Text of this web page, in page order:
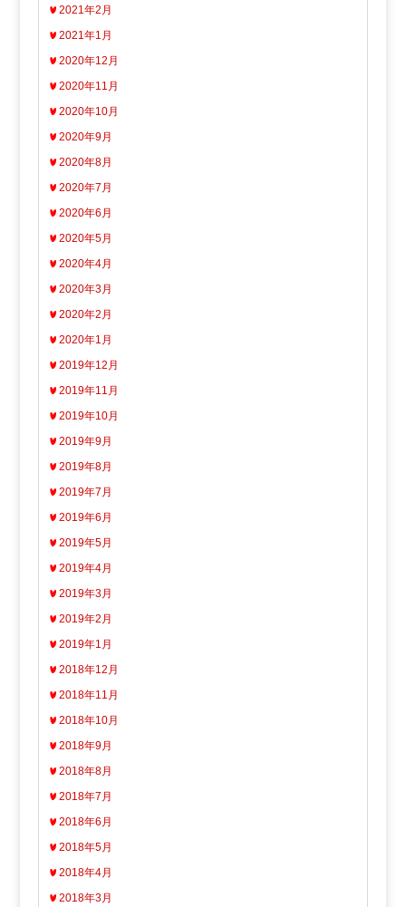
2021年2月
2021年1月
2020年12月
2020年11月
2020年10月
2020年9月
2020年8月
2020年7月
2020年6月
2020年5月
2020年4月
2020年3月
2020年2月
2020年1月
2019年12月
2019年11月
2019年10月
2019年9月
2019年8月
2019年7月
2019年6月
2019年5月
2019年4月
2019年3月
2019年2月
2019年1月
2018年12月
2018年11月
2018年10月
2018年9月
2018年8月
2018年7月
2018年6月
2018年5月
2018年4月
2018年3月